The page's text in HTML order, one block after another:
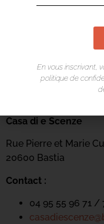
Casa di e Scenze
Rue Pierre et Marie
20600 Bastia
Contact :
04 95 55 96 71 /
En vous inscrivant,
politique de